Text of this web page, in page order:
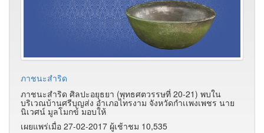
ภาชนะสำริด
ภาชนะสำริด ศิลปะอยุธยา (พุทธศตวรรษที่ 20-21) พบใน
บริเวณบ้านศรีบุญส่ง อำเภอไทรงาม จังหวัดกำเเพงเพชร นาย
นิเวศน์ มูลโมกข์ มอบให้
เผยแพร่เมื่อ 27-02-2017 ผู้เช้าชม 10,535